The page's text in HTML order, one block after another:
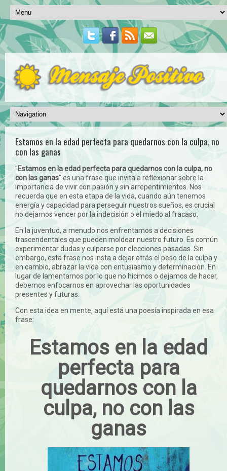
Estamos en la edad perfecta para quedarnos con la culpa, no
con las ganas
"Estamos en la edad perfecta para quedarnos con la culpa, no
con las ganas" es una frase que invita a reflexionar sobre la
importancia de vivir con pasión y sin arrepentimientos. Nos
recuerda que en esta etapa de la vida, cuando aún tenemos
energía y capacidad para perseguir nuestros sueños, es crucial
no dejarnos vencer por la indecisión o el miedo al fracaso.
En la juventud, a menudo nos enfrentamos a decisiones
trascendentales que pueden moldear nuestro futuro. Es común
experimentar dudas y culparse por elecciones pasadas. Sin
embargo, esta frase nos insta a dejar atrás el peso de la culpa y
en cambio, abrazar la vida con entusiasmo y determinación. En
lugar de lamentarnos por lo que no hicimos o dejamos de hacer,
debemos enfocarnos en aprovechar las oportunidades
presentes y futuras.
Con esta idea en mente, aquí está una poesía inspirada en esa
frase:
Estamos en la edad
perfecta para
quedarnos con la
culpa, no con las
ganas